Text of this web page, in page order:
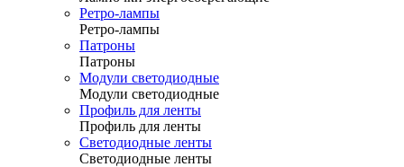
Ретро-лампы
Ретро-лампы
Патроны
Патроны
Модули светодиодные
Модули светодиодные
Профиль для ленты
Профиль для ленты
Светодиодные ленты
Светодиодные ленты